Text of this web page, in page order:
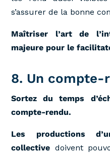
s’assurer de la bonne
Maîtriser l’art de
majeure pour le
8. Un compte-
Sortez du temps
compte-rendu.
Les productions
collective doivent